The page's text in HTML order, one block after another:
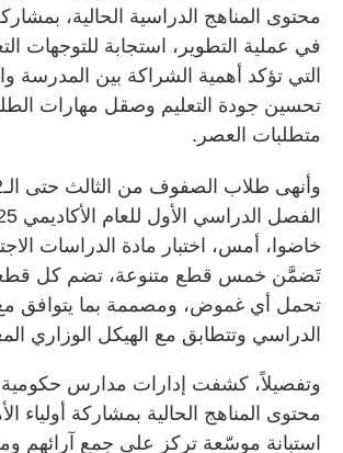
محتوى المناهج الدراسية الحالية،
في عملية التطوير، استجابة للتوجهات
التي تؤكد أهمية الشراكة بين المدرسة
تحسين جودة التعليم وصقل مهارات
متطلبات العصر.
خاضوا، أمس، اختبار مادة الدراسات
تَضمَّن خمس قطع متنوعة، تضم كل
تحمل أي غموض، ومصممة بما يتوافق مع
الدراسي وتتطابق مع الهيكل الوزاري
وتفصيلاً، كشفت إدارات مدارس حكومية
محتوى المناهج الحالية بمشاركة أولياء
استبانة موسّعة تركز على جمع آرائهم